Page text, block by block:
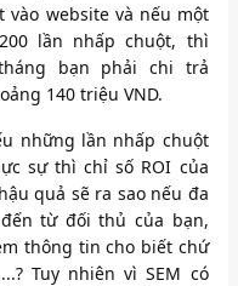
vào website và nếu một
lần nhấp chuột, thì
bạn phải chi trả
140 triệu VND.
những lần nhấp chuột
sự thì chỉ số ROI của
quả sẽ ra sao nếu đa
từ đối thủ của bạn,
thông tin cho biết chứ
Tuy nhiên vì SEM có